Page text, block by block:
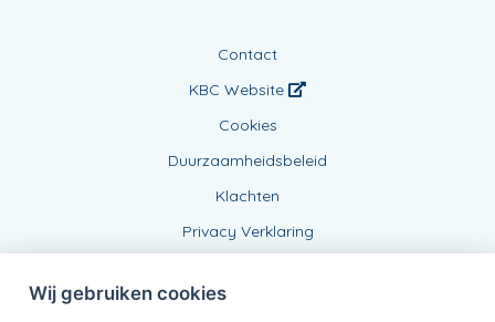
Contact
KBC Website
Cookies
Duurzaamheidsbeleid
Klachten
Privacy Verklaring
Wij gebruiken cookies